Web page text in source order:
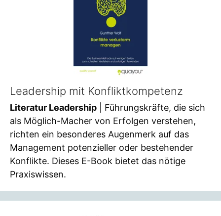
Leadership mit Konfliktkompetenz
Literatur Leadership | Führungskräfte, die sich
als Möglich-Macher von Erfolgen verstehen,
richten ein besonderes Augenmerk auf das
Management potenzieller oder bestehender
Konflikte. Dieses E-Book bietet das nötige
Praxiswissen.